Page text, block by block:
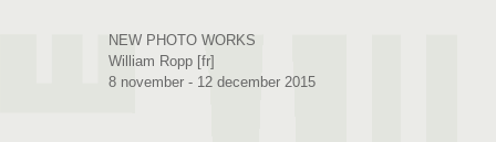
NEW PHOTO WORKS
William Ropp [fr]
8 november - 12 december 2015